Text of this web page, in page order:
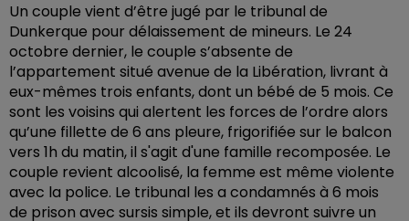
Un couple vient d’être jugé par le tribunal de
Dunkerque pour délaissement de mineurs. Le 24
octobre dernier, le couple s’absente de
l’appartement situé avenue de la Libération, livrant à
eux-mêmes trois enfants, dont un bébé de 5 mois. Ce
sont les voisins qui alertent les forces de l’ordre alors
qu’une fillette de 6 ans pleure, frigorifiée sur le balcon
vers 1h du matin, il s'agit d'une famille recomposée. Le
couple revient alcoolisé, la femme est même violente
avec la police. Le tribunal les a condamnés à 6 mois
de prison avec sursis simple, et ils devront suivre un